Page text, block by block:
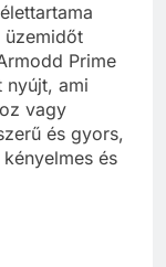
Prime
nyújt, ami
vagy
és gyors,
és